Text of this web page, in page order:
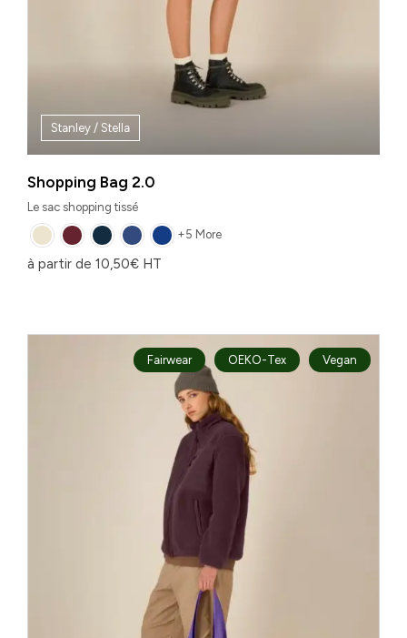
Stanley / Stella
Shopping Bag 2.0
Le sac shopping tissé
+5 More
à partir de 10,50€ HT
Fairwear OEKO-Tex Vegan